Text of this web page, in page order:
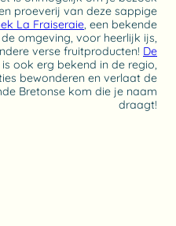
proeverij van deze sappige
La Fraiseraie, een bekende
omgeving, voor heerlijk ijs,
verse fruitproducten! De
is ook erg bekend in de regio,
bewonderen en verlaat de
Bretonse kom die je naam
draagt!